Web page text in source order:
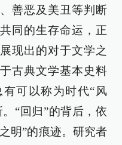
善恶及美丑等判断
同的生存命运，正
现出的对于文学之
古典文学基本史料
可以称为时代“风
“回归”的背后，依
明”的痕迹。研究者